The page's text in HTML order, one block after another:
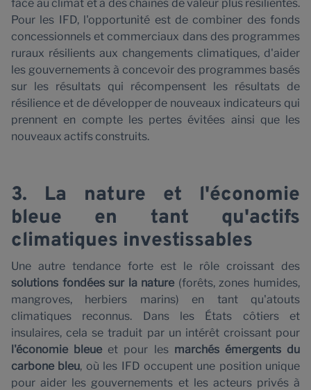
face au climat et à des chaînes de valeur plus résilientes.
Pour les IFD, l'opportunité est de combiner des fonds
concessionnels et commerciaux dans des programmes
ruraux résilients aux changements climatiques, d'aider
les gouvernements à concevoir des programmes basés
sur les résultats qui récompensent les résultats de
résilience et de développer de nouveaux indicateurs qui
prennent en compte les pertes évitées ainsi que les
nouveaux actifs construits.
3. La nature et l'économie
bleue en tant qu'actifs
climatiques investissables
Une autre tendance forte est le rôle croissant des
solutions fondées sur la nature (forêts, zones humides,
mangroves, herbiers marins) en tant qu'atouts
climatiques reconnus. Dans les États côtiers et
insulaires, cela se traduit par un intérêt croissant pour
l'économie bleue et pour les marchés émergents du
carbone bleu, où les IFD occupent une position unique
pour aider les gouvernements et les acteurs privés à